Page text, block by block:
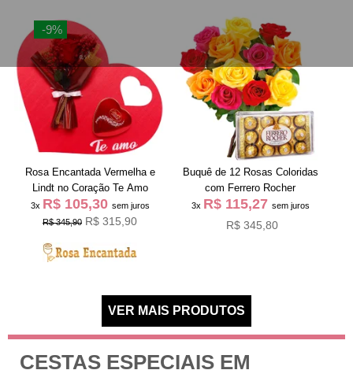
-9%
Rosa Encantada Vermelha e
Lindt no Coração Te Amo
3x R$ 105,30 sem juros
R$ 345,90 R$ 315,90
Buquê de 12 Rosas Coloridas
com Ferrero Rocher
3x R$ 115,27 sem juros
R$ 345,80
CESTAS ESPECIAIS EM